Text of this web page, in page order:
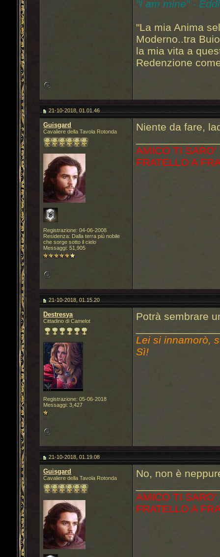
"I am mine" -
"La mia Anima
Moderno..tra
la mia vita a
Redenzione
21-10-2018, 01.01.46
Guisgard
Cavaliere della Tavola Rotonda
Registrazione: 04-06-2008
Residenza: Dalla terra più nobile
che sorge sotto il cielo
Messaggi: 51,905
Niente da fare,
AMICO TI SARO'
FRATELLO A
21-10-2018, 01.15.20
Destresya
Cittadino di Camelot
Registrazione: 05-06-2018
Messaggi: 3,427
Potrà sembrare
Lei si innamorò,
Sì!
21-10-2018, 01.19.08
Guisgard
Cavaliere della Tavola Rotonda
No, non è
AMICO TI SARO'
FRATELLO A